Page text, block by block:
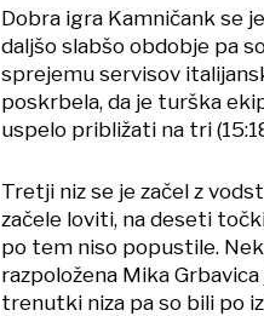
Dobra igra Kamničank se
daljšo slabšo obdobje pa
sprejemu servisov
poskrbela, da je turška
uspelo približati na tri
Tretji niz se je začel z
začele loviti, na deseti
po tem niso popustile.
razpoložena Mika
trenutki niza pa so bili po